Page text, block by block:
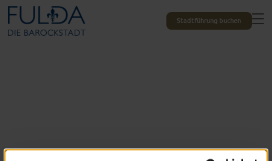
Stadtführung buchen